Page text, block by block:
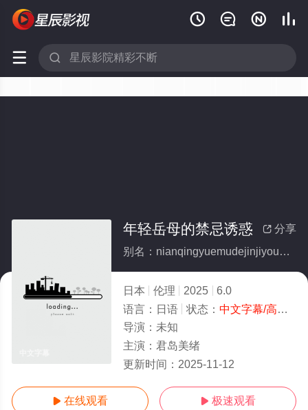
   
 
 分享
年轻岳母的禁忌诱惑
别名：nianqingyuemudejinjiyouhuo
日本 伦理 2025
6.0
语言： 日语 状态： 中文字幕/高清
导演： 未知
主演： 君岛美绪
更新时间： 2025-11-12
 在线观看  极速观看